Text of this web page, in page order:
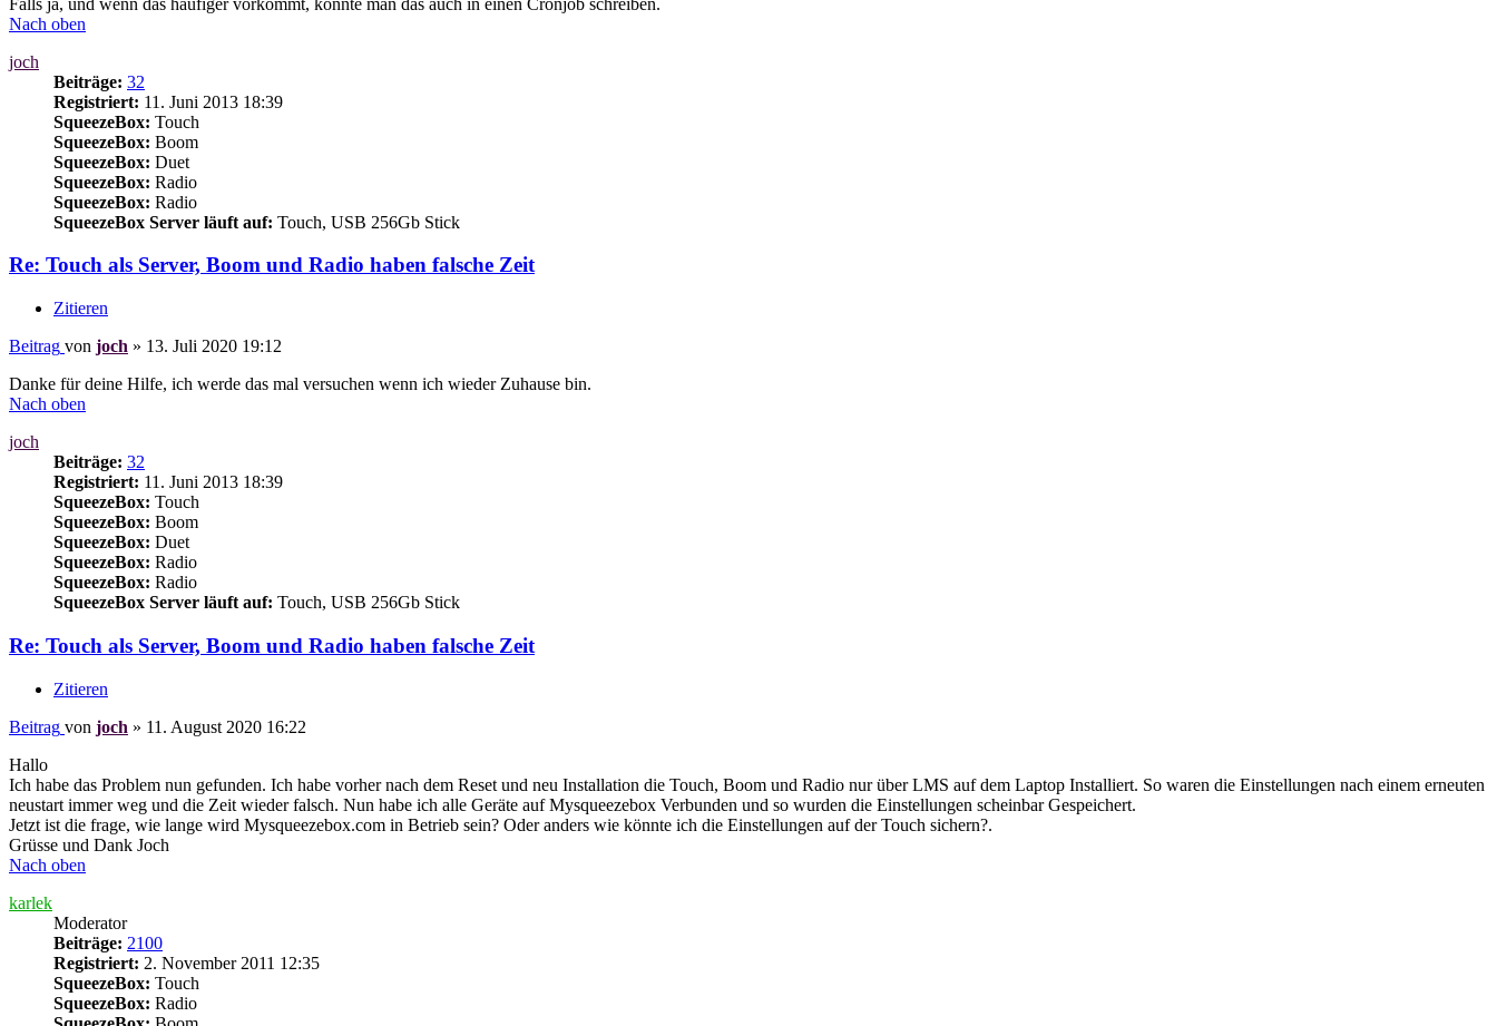
Nach oben
joch
Beiträge: 32
Registriert: 11. Juni 2013 18:39
SqueezeBox: Touch
SqueezeBox: Boom
SqueezeBox: Duet
SqueezeBox: Radio
SqueezeBox: Radio
SqueezeBox Server läuft auf: Touch, USB 256Gb Stick
Re: Touch als Server, Boom und Radio haben falsche Zeit
Zitieren
Beitrag von joch » 13. Juli 2020 19:12
Danke für deine Hilfe, ich werde das mal versuchen wenn ich wieder Zuhause bin.
Nach oben
joch
Beiträge: 32
Registriert: 11. Juni 2013 18:39
SqueezeBox: Touch
SqueezeBox: Boom
SqueezeBox: Duet
SqueezeBox: Radio
SqueezeBox: Radio
SqueezeBox Server läuft auf: Touch, USB 256Gb Stick
Re: Touch als Server, Boom und Radio haben falsche Zeit
Zitieren
Beitrag von joch » 11. August 2020 16:22
Hallo
Ich habe das Problem nun gefunden. Ich habe vorher nach dem Reset und neu Installation die Touch, Boom und Radio nur über LMS auf dem Laptop Installiert. So waren die Einstellungen nach einem erneuten
neustart immer weg und die Zeit wieder falsch. Nun habe ich alle Geräte auf Mysqueezebox Verbunden und so wurden die Einstellungen scheinbar Gespeichert.
Jetzt ist die frage, wie lange wird Mysqueezebox.com in Betrieb sein? Oder anders wie könnte ich die Einstellungen auf der Touch sichern?.
Grüsse und Dank Joch
Nach oben
karlek
Moderator
Beiträge: 2100
Registriert: 2. November 2011 12:35
SqueezeBox: Touch
SqueezeBox: Radio